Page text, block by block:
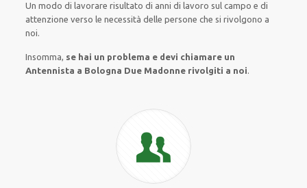
Un modo di lavorare risultato di anni di lavoro sul campo e di
attenzione verso le necessitàdelle persone che si rivolgono a
noi.
Insomma, se hai un problema e devi chiamare un
Antennista a Bologna Due Madonne rivolgiti a noi.